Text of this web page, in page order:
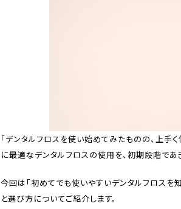
「デンタルフロスを使い始めてみたものの、上手
に最適なデンタルフロスの使用を、初期段階であ
今回は「初めてでも使いやすいデンタルフロスを
と選び方についてご紹介します。